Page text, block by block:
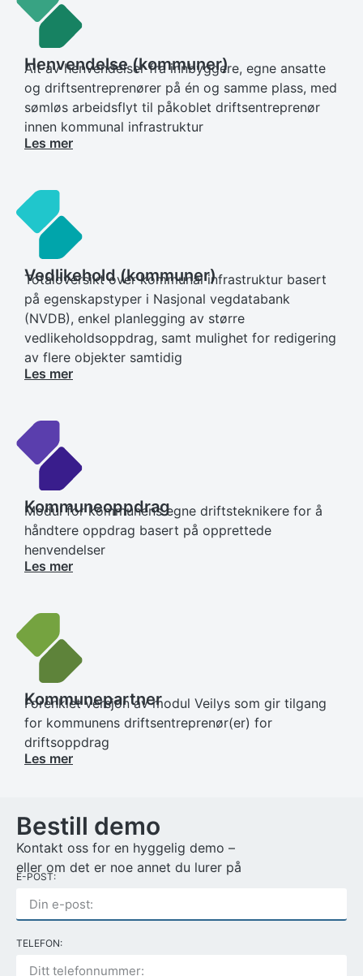
Henvendelse (kommuner)
Alt av henvendelser fra innbyggere, egne ansatte
og driftsentreprenører på én og samme plass, med
sømløs arbeidsflyt til påkoblet driftsentreprenør
innen kommunal infrastruktur
Les mer
Vedlikehold (kommuner)
Totaloversikt over kommunal infrastruktur basert
på egenskapstyper i Nasjonal vegdatabank
(NVDB), enkel planlegging av større
vedlikeholdsoppdrag, samt mulighet for redigering
av flere objekter samtidig
Les mer
Kommuneoppdrag
Modul for kommunens egne driftsteknikere for å
håndtere oppdrag basert på opprettede
henvendelser
Les mer
Kommunepartner
Forenklet versjon av modul Veilys som gir tilgang
for kommunens driftsentreprenør(er) for
driftsoppdrag
Les mer
Bestill demo
Kontakt oss for en hyggelig demo –
eller om det er noe annet du lurer på
E-POST:
TELEFON: